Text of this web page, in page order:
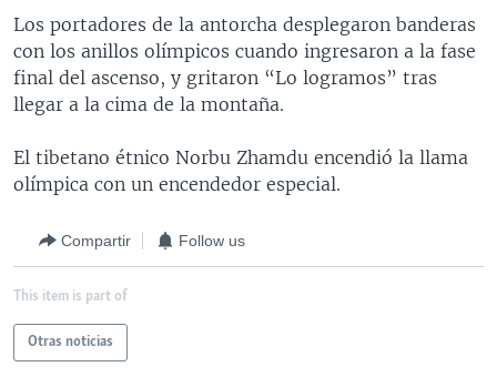
DEPORTES
CIENCIA Y SALUD
AUDIOS
FORO INTERAMERICANO
VISIÓN 360
LAS CLAVES
AVANCE INFORMATIVO
AUDIONOTICIAS
BUENOS DÍAS AMÉRICA
EL MUNDO AL DÍA [RADIO]
NOTA ECONÓMICA
ENTRETENIMIENTO
DIRECT
DOCUMENTALES DE LA VOA
Learning English
SÍGANOS
Los portadores de la antorcha desplegaron banderas
con los anillos olímpicos cuando ingresaron a la fase
final del ascenso, y gritaron “Lo logramos” tras
llegar a la cima de la montaña.
El tibetano étnico Norbu Zhamdu encendió la llama
olímpica con un encendedor especial.
Compartir Follow us
This item is part of
Otras noticias